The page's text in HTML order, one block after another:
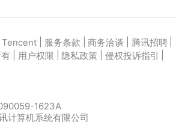
服务条款 商务洽谈 腾讯招聘
用户权限 隐私政策 侵权投诉指引
1623A
计算机系统有限公司